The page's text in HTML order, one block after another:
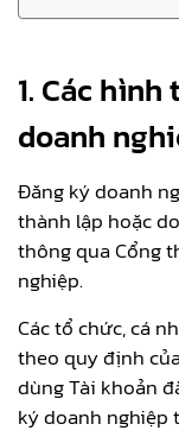
1. Các
doanh
Đăng ký doanh
thành lập hoặc
thông qua Cổng
nghiệp.
Các tổ chức, cá
theo quy định
dùng Tài khoản
ký doanh nghiệp